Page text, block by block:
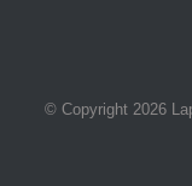
© Copyright 2026